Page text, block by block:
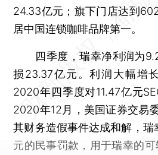
24.33亿元；旗下门店达到
居中国连锁咖啡品牌第一。
四季度，瑞幸净利润为
损23.37亿元。利润大幅增
2020年四季度对11.47亿元
2020年12月，美国证券交易
其财务造假事件达成和解，瑞
元的民事罚款，用于瑞幸的可